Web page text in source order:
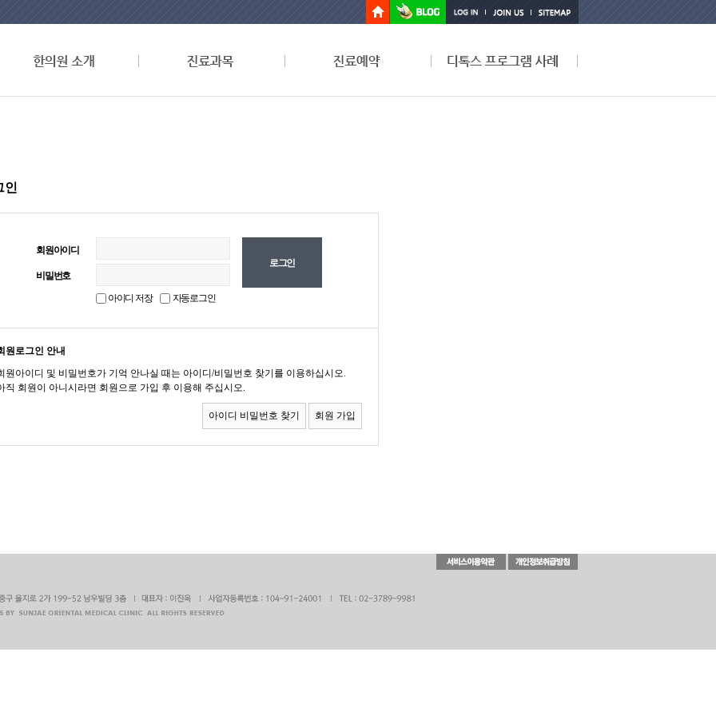
인
회원아이디
비밀번호
아이디 저장
자동로그인
원로그인 안내
원아이디 및 비밀번호가 기억 안나실 때는 아이디/비밀번호 찾기를 이용하십시오.
직 회원이 아니시라면 회원으로 가입 후 이용해 주십시오.
아이디 비밀번호 찾기 회원 가입